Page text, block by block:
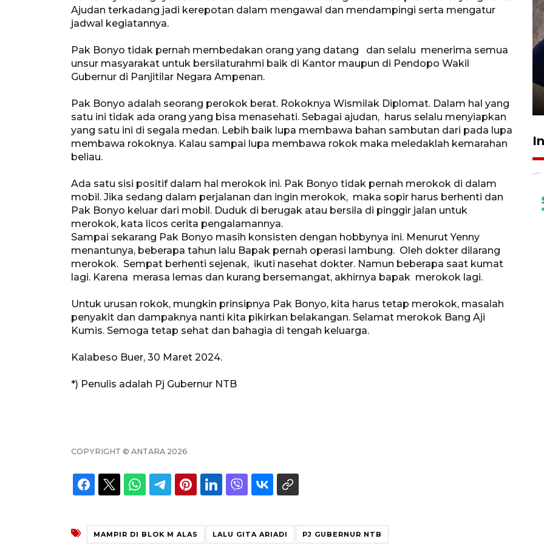
Ajudan terkadang jadi kerepotan dalam mengawal dan mendampingi serta mengatur
jadwal kegiatannya.
Pak Bonyo tidak pernah membedakan orang yang datang dan selalu menerima semua
unsur masyarakat untuk bersilaturahmi baik di Kantor maupun di Pendopo Wakil
Gubernur di Panjitilar Negara Ampenan.
Pak Bonyo adalah seorang perokok berat. Rokoknya Wismilak Diplomat. Dalam hal yang
satu ini tidak ada orang yang bisa menasehati. Sebagai ajudan, harus selalu menyiapkan
yang satu ini di segala medan. Lebih baik lupa membawa bahan sambutan dari pada lupa
membawa rokoknya. Kalau sampai lupa membawa rokok maka meledaklah kemarahan
beliau.
Ada satu sisi positif dalam hal merokok ini. Pak Bonyo tidak pernah merokok di dalam
mobil. Jika sedang dalam perjalanan dan ingin merokok, maka sopir harus berhenti dan
Pak Bonyo keluar dari mobil. Duduk di berugak atau bersila di pinggir jalan untuk
merokok, kata licos cerita pengalamannya.
Sampai sekarang Pak Bonyo masih konsisten dengan hobbynya ini. Menurut Yenny
menantunya, beberapa tahun lalu Bapak pernah operasi lambung. Oleh dokter dilarang
merokok. Sempat berhenti sejenak, ikuti nasehat dokter. Namun beberapa saat kumat
lagi. Karena merasa lemas dan kurang bersemangat, akhirnya bapak merokok lagi.
Untuk urusan rokok, mungkin prinsipnya Pak Bonyo, kita harus tetap merokok, masalah
penyakit dan dampaknya nanti kita pikirkan belakangan. Selamat merokok Bang Aji
Kumis. Semoga tetap sehat dan bahagia di tengah keluarga.
Kalabeso Buer, 30 Maret 2024.
*) Penulis adalah Pj Gubernur NTB
COPYRIGHT © ANTARA 2026
MAMPIR DI BLOK M ALAS LALU GITA ARIADI PJ GUBERNUR NTB
Sidang putusan terdakwa
10 March 2026 12:55 WIB
Awas penipuan berbasis AI